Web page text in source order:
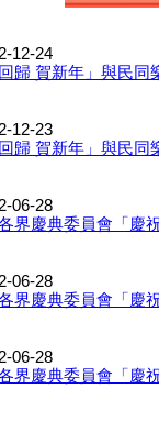
12-24
回歸 賀新年」與民
12-23
回歸 賀新年」與民同
06-28
界慶典委員會「慶
06-28
界慶典委員會「慶
06-28
界慶典委員會「慶